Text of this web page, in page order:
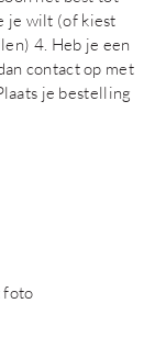
je wilt (of kiest
4. Heb je een
contact op met
je bestelling
foto